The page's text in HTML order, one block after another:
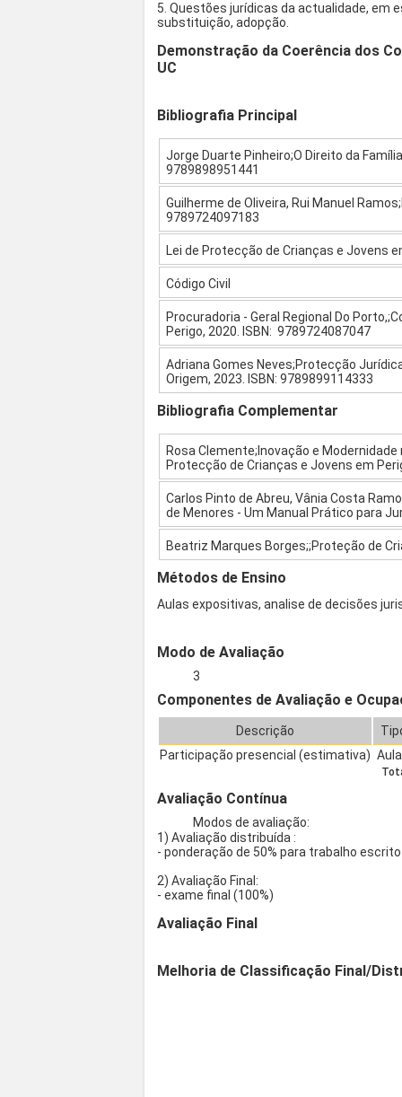
5. Questões jurídicas da actualidade, em
substituição, adopção.
Demonstração da Coerência dos
UC
Bibliografia Principal
Jorge Duarte Pinheiro;O Direito da
9789898951441
Guilherme de Oliveira, Rui Manuel
9789724097183
Lei de Protecção de Crianças e Jovens
Código Civil
Procuradoria - Geral Regional Do
Perigo, 2020. ISBN: 9789724087047
Adriana Gomes Neves;Protecção
Origem, 2023. ISBN: 9789899114333
Bibliografia Complementar
Rosa Clemente;Inovação e
Protecção de Crianças e Jovens em
Carlos Pinto de Abreu, Vânia Costa
de Menores - Um Manual Prático para
Beatriz Marques Borges;;Proteção de
Métodos de Ensino
Aulas expositivas, analise de decisões
Modo de Avaliação
3
Componentes de Avaliação e
Descrição
Participação presencial (estimativa)
Avaliação Contínua
Modos de avaliação:
1) Avaliação distribuída :
- ponderação de 50% para trabalho
2) Avaliação Final:
- exame final (100%)
Avaliação Final
Melhoria de Classificação Final/